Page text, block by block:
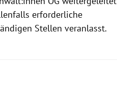
erforderliche
Stellen veranlasst.